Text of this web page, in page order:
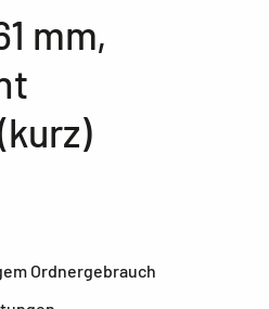
mm,
Ordnergebrauch